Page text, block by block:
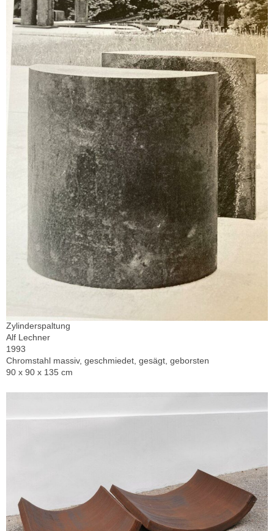
Zylinderspaltung
Alf Lechner
1993
Chromstahl massiv, geschmiedet, gesägt, geborsten
90 x 90 x 135 cm